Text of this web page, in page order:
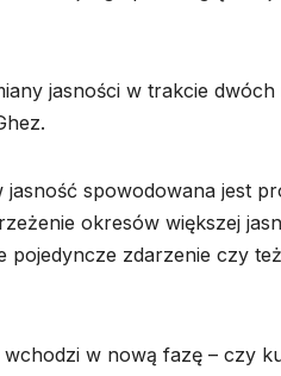
jasności w trakcie
spowodowana jest
okresów większej
pojedyncze zdarzenie czy
w nową fazę – czy